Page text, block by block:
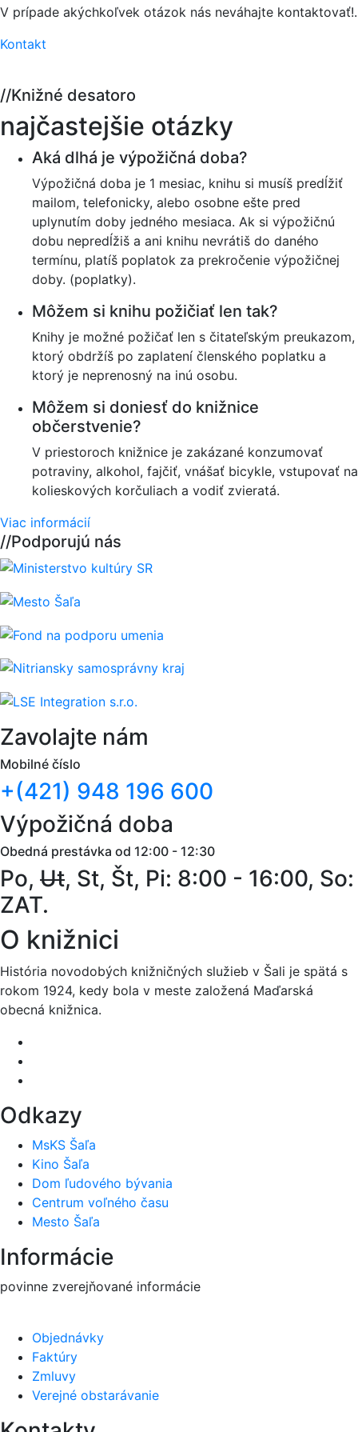
V prípade akýchkoľvek otázok nás neváhajte kontaktovať!.
Kontakt
//Knižné desatoro
najčastejšie otázky
Aká dlhá je výpožičná doba?
Výpožičná doba je 1 mesiac, knihu si musíš predĺžiť
mailom, telefonicky, alebo osobne ešte pred
uplynutím doby jedného mesiaca. Ak si výpožičnú
dobu nepredĺžiš a ani knihu nevrátiš do daného
termínu, platíš poplatok za prekročenie výpožičnej
doby. (poplatky).
Môžem si knihu požičiať len tak?
Knihy je možné požičať len s čitateľským preukazom,
ktorý obdržíš po zaplatení členského poplatku a
ktorý je neprenosný na inú osobu.
Môžem si doniesť do knižnice
občerstvenie?
V priestoroch knižnice je zakázané konzumovať
potraviny, alkohol, fajčiť, vnášať bicykle, vstupovať na
kolieskových korčuliach a vodiť zvieratá.
Viac informácií
//Podporujú nás
Zavolajte nám
Mobilné číslo
+(421) 948 196 600
Výpožičná doba
Obedná prestávka od 12:00 - 12:30
Po, Ut, St, Št, Pi: 8:00 - 16:00, So:
ZAT.
O knižnici
História novodobých knižničných služieb v Šali je spätá s
rokom 1924, kedy bola v meste založená Maďarská
obecná knižnica.
Odkazy
MsKS Šaľa
Kino Šaľa
Dom ľudového bývania
Centrum voľného času
Mesto Šaľa
Informácie
povinne zverejňované informácie
Objednávky
Faktúry
Zmluvy
Verejné obstarávanie